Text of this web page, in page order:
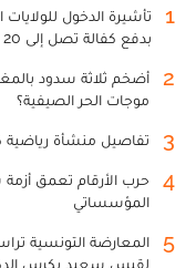
1
بدفع كفالة تصل إلى 20 ألف دولار
2
أضخم ثلاثة سدود
موجات الحر الصيفية؟
3 تفاصيل منشأة رياضية
4
حرب الأرقام تعمق
المؤسساتي
5
المعارضة التونسية
لقيس سعيد يكرس